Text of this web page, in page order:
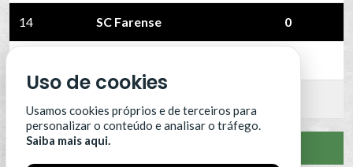
14 SC Farense 0
VER CLASSIFICAÇÃO COMPLETA
Uso de cookies
Usamos cookies próprios e de terceiros para
personalizar o conteúdo e analisar o tráfego.
Saiba mais aqui.